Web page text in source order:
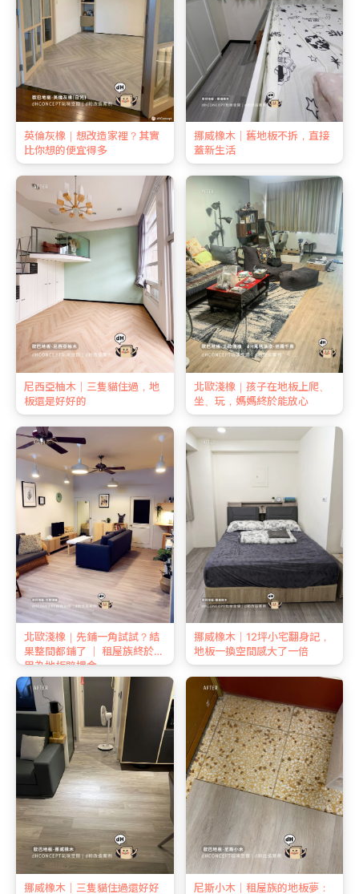
英倫灰橡｜想改造家裡？其實
比你想的便宜得多
挪威橡木｜舊地板不拆，直接
蓋新生活
尼西亞柚木｜三隻貓住過，地
板還是好好的
北歐淺橡｜孩子在地板上爬、
坐、玩，媽媽終於能放心
北歐淺橡｜先鋪一角試試？結
果整間都鋪了 ｜ 租屋族終於不
用為地板賠押金
挪威橡木｜12坪小宅翻身記，
地板一換空間感大了一倍
挪威橡木｜三隻貓住過還好好 尼斯小木｜租屋族的地板夢：